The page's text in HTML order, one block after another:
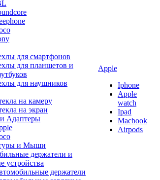
для смартфонов
для планшетов и
для наушников
на камеру
на экран
Адаптеры
и Мыши
держатели и
устройства
держатели
Apple
Iphone
Apple
watch
Ipad
Macbook
Airpods